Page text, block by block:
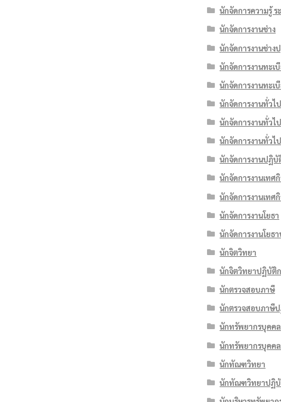
นักจัดการความรู้ ร
นักจัดการงานช่าง
นักจัดการงานช่าง
นักจัดการงานทะเ
นักจัดการงานทะ
นักจัดการงานทั่วไป
นักจัดการงานทั่วไ
นักจัดการงานทั่วไ
นักจัดการงานปฏิบั
นักจัดการงานเทศ
นักจัดการงานเทศ
นักจัดการงานโยธา
นักจัดการงานโยธ
นักจิตวิทยา
นักจิตวิทยาปฏิบัติ
นักตรวจสอบภาษี
นักตรวจสอบภาษี
นักทรัพยากรบุคคล
นักทรัพยากรบุคค
นักทัณฑวิทยา
นักทัณฑวิทยาปฏิบั